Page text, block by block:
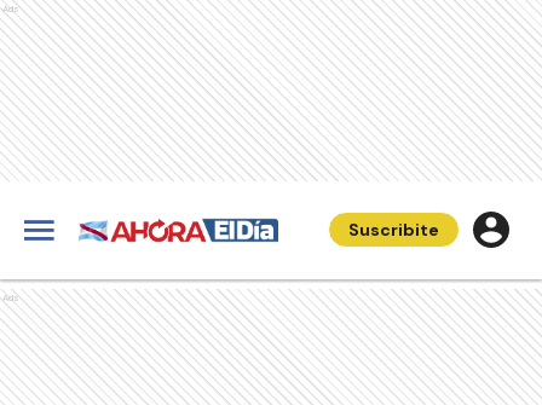
Ads
Suscribite
Ads